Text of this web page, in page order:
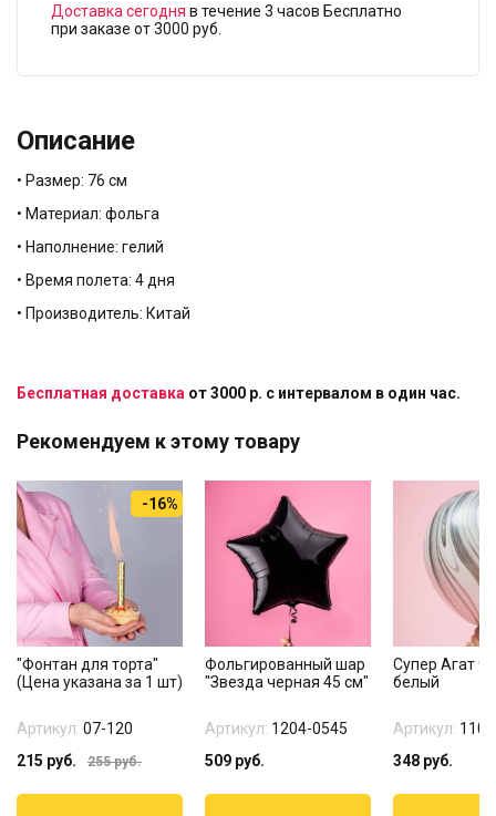
Доставка сегодня в течение 3 часов Бесплатно
при заказе от 3000 руб.
Описание
• Размер: 76 см
• Материал: фольга
• Наполнение: гелий
• Время полета: 4 дня
• Производитель: Китай
Бесплатная доставка от 3000 р. с интервалом в один час.
Рекомендуем к этому товару
-16%
"Фонтан для торта"
(Цена указана за 1 шт)
Артикул: 07-120
215 руб. 255руб.
Фольгированный шар
"Звезда черная 45 см"
Артикул: 1204-0545
509 руб.
Супер Агат
белый
Артикул:
348 руб.